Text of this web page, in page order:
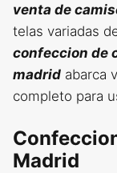
venta de
telas variadas
confeccion de
madrid abarca
completo para
Madrid